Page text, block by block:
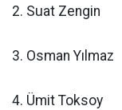
2. Suat Zengin
3. Osman Yılmaz
4. Ümit Toksoy